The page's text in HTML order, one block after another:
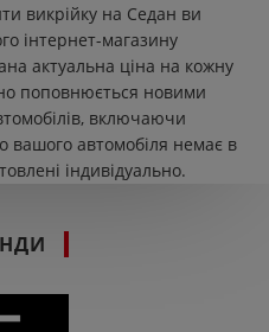
викрійку на Седан ви
інтернет-магазину
актуальна ціна на кожну
поповнюється новими
включаючи
вашого автомобіля немає в
індивідуально.